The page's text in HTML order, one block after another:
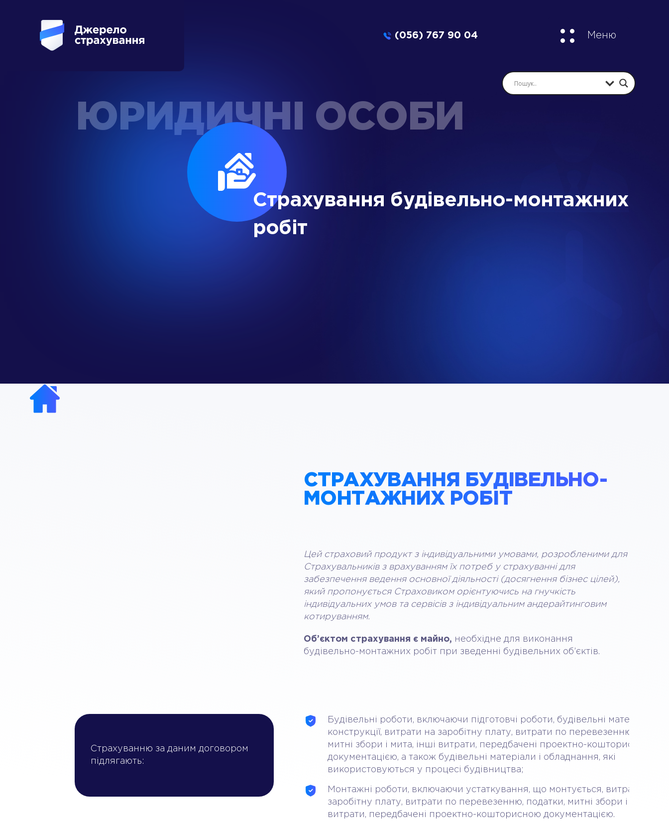
(056) 767 90 04 Меню
ЮРИДИЧНІ ОСОБИ
Страхування будівельно-монтажних
робіт
СТРАХУВАННЯ БУДІВЕЛЬНО-
МОНТАЖНИХ РОБІТ
Цей страховий продукт з індивідуальними умовами, розробленими для
Страхувальників з врахуванням їх потреб у страхуванні для
забезпечення ведення основної діяльності (досягнення бізнес цілей),
який пропонується Страховиком орієнтуючись на гнучкість
індивідуальних умов та сервісів з індивідуальним андерайтинговим
котируванням.
Об’єктом страхування є майно, необхідне для виконання
будівельно-монтажних робіт при зведенні будівельних об’єктів.
Страхуванню за даним договором
підлягають:
Будівельні роботи, включаючи підготовчі роботи, будівельні матеріали і
конструкції, витрати на заробітну плату, витрати по перевезенню,
митні збори і мита, інші витрати, передбачені проектно-кошторисною
документацією, а також будівельні матеріали і обладнання, які
використовуються у процесі будівництва;
Монтажні роботи, включаючи устаткування, що монтується, витрати на
заробітну плату, витрати по перевезенню, податки, митні збори і мита,
витрати, передбачені проектно-кошторисною документацією.